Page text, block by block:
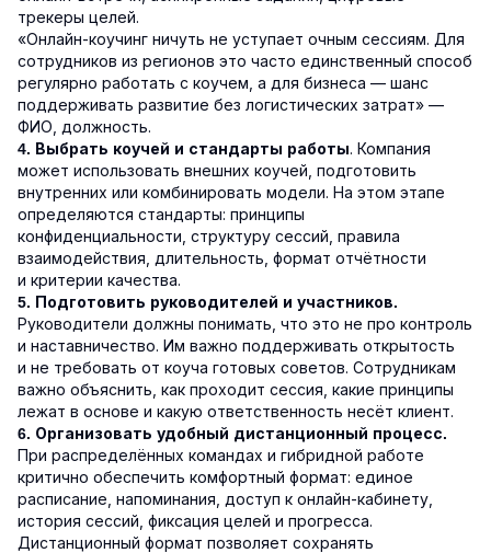
трекеры целей.
«Онлайн-коучинг ничуть не уступает очным сессиям. Для
сотрудников из регионов это часто единственный способ
регулярно работать с коучем, а для бизнеса — шанс
поддерживать развитие без логистических затрат» —
ФИО, должность.
4. Выбрать коучей и стандарты работы. Компания
может использовать внешних коучей, подготовить
внутренних или комбинировать модели. На этом этапе
определяются стандарты: принципы
конфиденциальности, структуру сессий, правила
взаимодействия, длительность, формат отчётности
и критерии качества.
5. Подготовить руководителей и участников.
Руководители должны понимать, что это не про контроль
и наставничество. Им важно поддерживать открытость
и не требовать от коуча готовых советов. Сотрудникам
важно объяснить, как проходит сессия, какие принципы
лежат в основе и какую ответственность несёт клиент.
6. Организовать удобный дистанционный процесс.
При распределённых командах и гибридной работе
критично обеспечить комфортный формат: единое
расписание, напоминания, доступ к онлайн-кабинету,
история сессий, фиксация целей и прогресса.
Дистанционный формат позволяет сохранять